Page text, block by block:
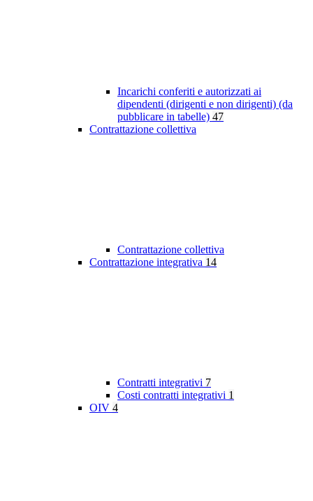
Incarichi conferiti e autorizzati ai
dipendenti (dirigenti e non dirigenti) (da
pubblicare in tabelle) 47
Contrattazione collettiva
Contrattazione collettiva
Contrattazione integrativa 14
Contratti integrativi 7
Costi contratti integrativi 1
OIV 4